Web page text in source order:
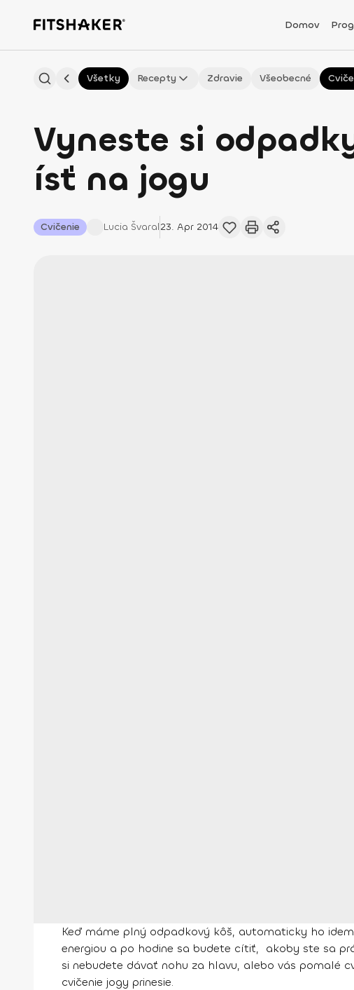
Domov
Všetky Recepty Zdravie Všeobecné
Vyneste si
ísť na jogu
Cvičenie Lucia Švaral23. Apr 2014
Keď máme plný odpadkový kôš, automaticky ho
energiou a po hodine sa budete cítiť, akoby ste sa
si nebudete dávať nohu za hlavu, alebo vás pomalé
cvičenie jogy prinesie.